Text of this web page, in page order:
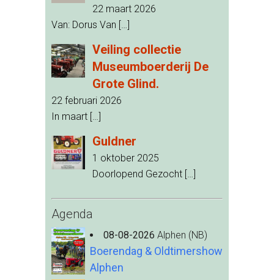
22 maart 2026
Van: Dorus Van […]
Veiling collectie
Museumboerderij De
Grote Glind.
22 februari 2026
In maart […]
Guldner
1 oktober 2025
Doorlopend Gezocht […]
Agenda
08-08-2026 Alphen (NB)
Boerendag & Oldtimershow
Alphen